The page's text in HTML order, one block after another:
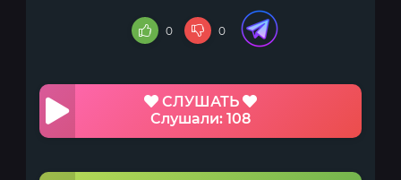
0 0
СЛУШАТЬ
Слушали: 108